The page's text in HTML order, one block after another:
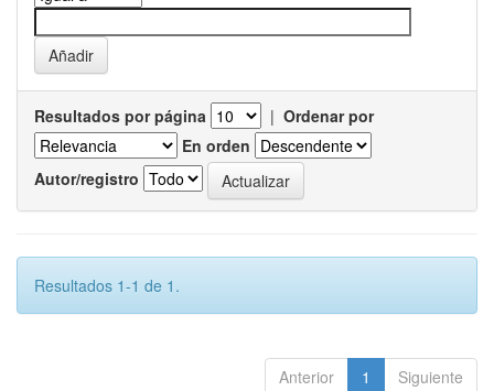
Resultados por página | Ordenar por
En orden
Autor/registro
Resultados 1-1 de 1.
Anterior 1 Siguiente